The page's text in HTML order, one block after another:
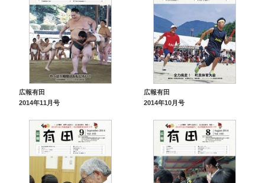
広報有田
2014年11月号
広報有田
2014年10月号